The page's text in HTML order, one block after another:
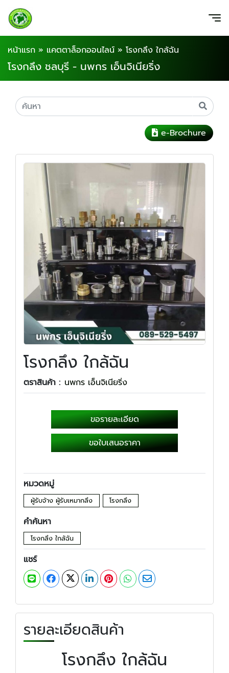
หน้าแรก » แคตตาล็อกออนไลน์ » โรงกลึง ใกล้ฉัน
โรงกลึง ชลบุรี - นพกร เอ็นจิเนียริ่ง
e-Brochure
โรงกลึง ใกล้ฉัน
ตราสินค้า : นพกร เอ็นจิเนียริ่ง
ขอรายละเอียด
ขอใบเสนอราคา
หมวดหมู่
ผู้รับจ้าง ผู้รับเหมากลึง โรงกลึง
คำค้นหา
โรงกลึง ใกล้ฉัน
แชร์
รายละเอียดสินค้า
โรงกลึง ใกล้ฉัน